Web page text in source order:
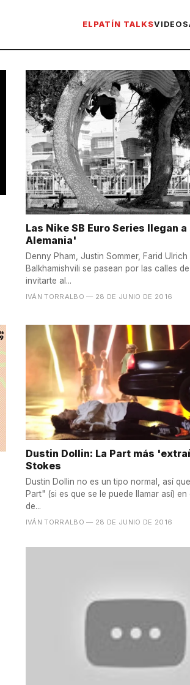
ELPATÍN TALKSVIDEOS
Las Nike SB Euro Series llegan
Alemania'
Denny Pham, Justin Sommer, Farid Ulrich
Balkhamishvili se pasean por las calles
invitarte al...
IVÁN TORRALBO — 28 DE JUNIO DE 2016
Dustin Dollin: La Part más
Stokes
Dustin Dollin no es un tipo normal, así
Part" (si es que se le puede llamar así)
de...
IVÁN TORRALBO — 28 DE JUNIO DE 2016